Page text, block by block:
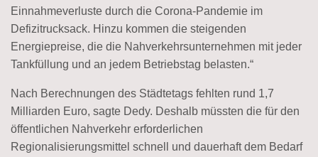
Einnahmeverluste durch die Corona-Pandemie im
Defizitrucksack. Hinzu kommen die steigenden
Energiepreise, die die Nahverkehrsunternehmen mit jeder
Tankfüllung und an jedem Betriebstag belasten.“
Nach Berechnungen des Städtetags fehlten rund 1,7
Milliarden Euro, sagte Dedy. Deshalb müssten die für den
öffentlichen Nahverkehr erforderlichen
Regionalisierungsmittel schnell und dauerhaft dem Bedarf